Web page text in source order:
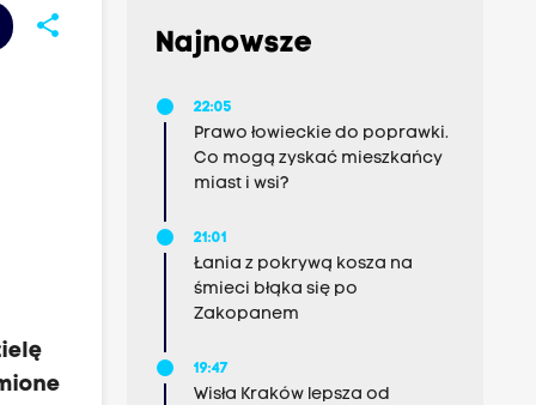
share
Najnowsze
22:05
Prawo łowieckie do poprawki.
Co mogą zyskać mieszkańcy
miast i wsi?
21:01
Łania z pokrywą kosza na
śmieci błąka się po
Zakopanem
19:47
Wisła Kraków lepsza od